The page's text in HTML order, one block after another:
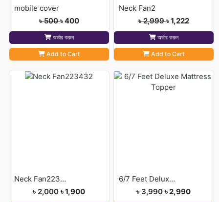
mobile cover
৳ 500৳ 400
অর্ডার করুন
Add to Cart
Neck Fan2
৳ 2,999৳ 1,222
অর্ডার করুন
Add to Cart
Neck Fan223432
৳ 2,000৳ 1,900
6/7 Feet Deluxe Mattress Topper
৳ 3,990৳ 2,990